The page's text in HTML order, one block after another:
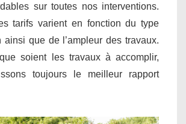
sur toutes nos interventions.
tarifs varient en fonction du type
ainsi que de l’ampleur des travaux.
soient les travaux à accomplir,
toujours le meilleur rapport